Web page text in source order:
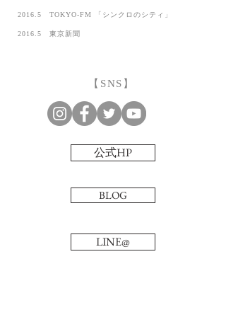
2016.5 TOKYO-FM 「シンクロのシティ」
2016.5 東京新聞
【SNS】
公式HP
BLOG
LINE@